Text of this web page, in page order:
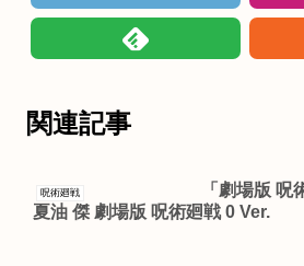
関連記事
呪術廻戦
「劇場版
夏油 傑 劇場版 呪術廻戦 0 Ver.